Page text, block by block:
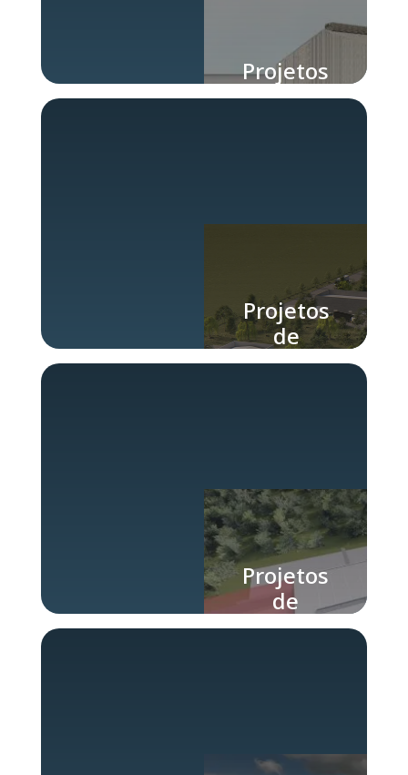
Projetos
de Galpão
Projetos
de
Galpões
Projetos
de
Ampliação